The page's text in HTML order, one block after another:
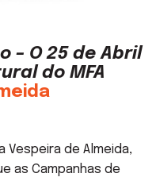
– O 25 de Abril
do MFA
Vespeira de Almeida,
as Campanhas de